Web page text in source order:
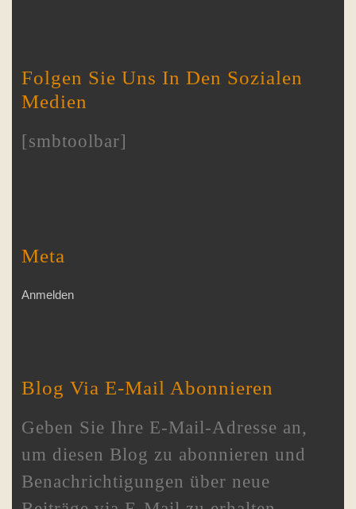
Folgen Sie Uns In Den Sozialen
Medien
[smbtoolbar]
Meta
Anmelden
Blog Via E-Mail Abonnieren
Geben Sie Ihre E-Mail-Adresse an,
um diesen Blog zu abonnieren und
Benachrichtigungen über neue